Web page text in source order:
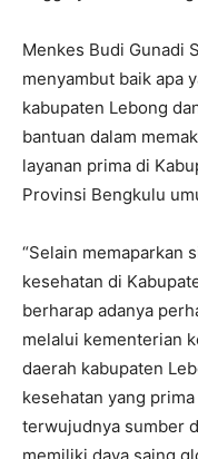
Menkes Budi Gunadi
menyambut baik apa
kabupaten Lebong
bantuan dalam
layanan prima di
Provinsi Bengkulu
“Selain memaparkan
kesehatan di
berharap adanya
melalui kementerian
daerah kabupaten
kesehatan yang
terwujudnya sumber